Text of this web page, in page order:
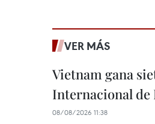
VER MÁS
Vietnam gana
Internacional
08/08/2026 11:38